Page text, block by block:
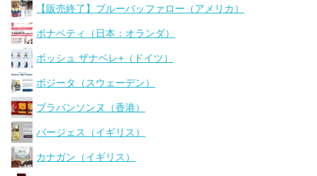
【販売終了】ブルーバッファロー（アメリカ）
ボナペティ（日本：オランダ）
ボッシュ ザナベレ+（ドイツ）
ボジータ（スウェーデン）
ブラバンソンヌ（香港）
バージェス（イギリス）
カナガン（イギリス）